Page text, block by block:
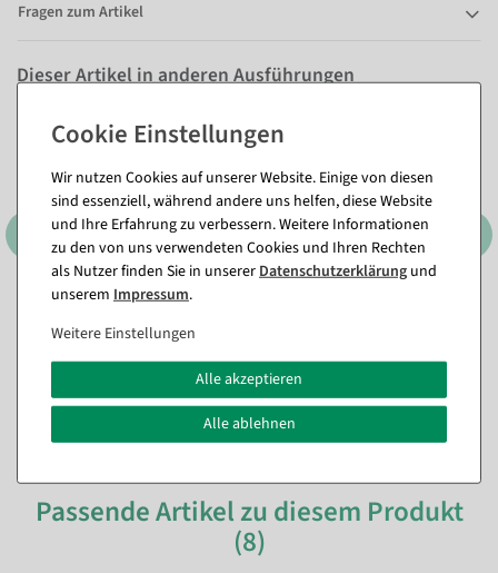
Fragen zum Artikel
Dieser Artikel in anderen Ausführungen
Passende Artikel zu diesem Produkt
(8)
Wir nutzen Cookies auf unserer Website. Einige von diesen
sind essenziell, während andere uns helfen, diese Website
und Ihre Erfahrung zu verbessern. Weitere Informationen
zu den von uns verwendeten Cookies und Ihren Rechten
als Nutzer finden Sie in unsererDaten­schutz­erklärung und
unserem Impressum.
Weitere Einstellungen
Alle akzeptieren
Alle ablehnen